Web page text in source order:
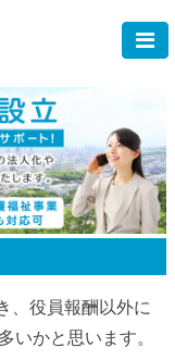
、役員報酬以外に
いかと思います。